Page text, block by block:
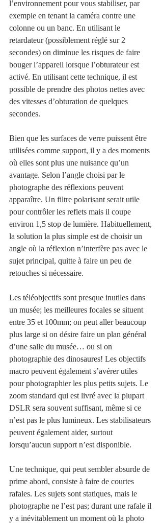
l’environnement pour vous stabiliser, par
exemple en tenant la caméra contre une
colonne ou un banc. En utilisant le
retardateur (possiblement réglé sur 2
secondes) on diminue les risques de faire
bouger l’appareil lorsque l’obturateur est
activé. En utilisant cette technique, il est
possible de prendre des photos nettes avec
des vitesses d’obturation de quelques
secondes.
Bien que les surfaces de verre puissent être
utilisées comme support, il y a des moments
où elles sont plus une nuisance qu’un
avantage. Selon l’angle choisi par le
photographe des réflexions peuvent
apparaître. Un filtre polarisant serait utile
pour contrôler les reflets mais il coupe
environ 1,5 stop de lumière. Habituellement,
la solution la plus simple est de choisir un
angle où la réflexion n’interfère pas avec le
sujet principal, quitte à faire un peu de
retouches si nécessaire.
Les téléobjectifs sont presque inutiles dans
un musée; les meilleures focales se situent
entre 35 et 100mm; on peut aller beaucoup
plus large si on désire faire un plan général
d’une salle du musée… ou si on
photographie des dinosaures! Les objectifs
macro peuvent également s’avérer utiles
pour photographier les plus petits sujets. Le
zoom standard qui est livré avec la plupart
DSLR sera souvent suffisant, même si ce
n’est pas le plus lumineux. Les stabilisateurs
peuvent également aider, surtout
lorsqu’aucun support n’est disponible.
Une technique, qui peut sembler absurde de
prime abord, consiste à faire de courtes
rafales. Les sujets sont statiques, mais le
photographe ne l’est pas; durant une rafale il
y a inévitablement un moment où la photo